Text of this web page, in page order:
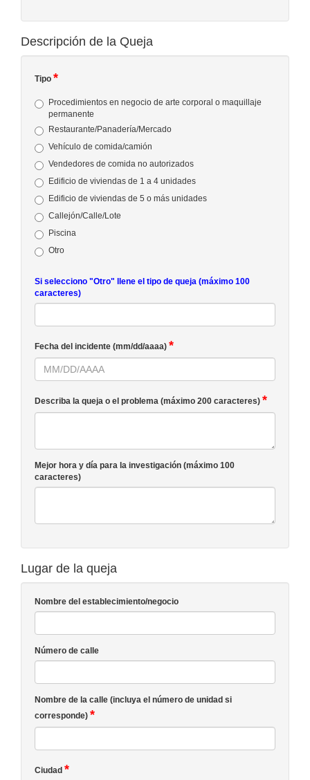
Descripción de la Queja
Tipo *
Procedimientos en negocio de arte corporal o maquillaje
permanente
Restaurante/Panadería/Mercado
Vehículo de comida/camión
Vendedores de comida no autorizados
Edificio de viviendas de 1 a 4 unidades
Edificio de viviendas de 5 o más unidades
Callejón/Calle/Lote
Piscina
Otro
Si selecciono "Otro" llene el tipo de queja (máximo 100
caracteres)
Fecha del incidente (mm/dd/aaaa) *
Describa la queja o el problema (máximo 200 caracteres) *
Mejor hora y día para la investigación (máximo 100
caracteres)
Lugar de la queja
Nombre del establecimiento/negocio
Número de calle
Nombre de la calle (incluya el número de unidad si
corresponde) *
Ciudad *